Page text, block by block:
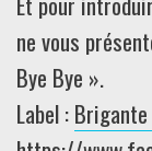
ne vous
Bye Bye ».
Label :